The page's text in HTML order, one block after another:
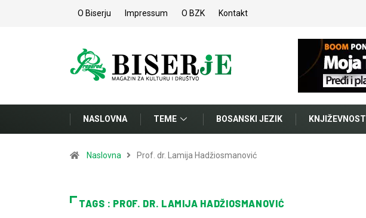
O Biserju Impressum O BZK Kontakt
NASLOVNA TEME BOSANSKI JEZIK KNJIŽEVNOST
Naslovna Prof. dr. Lamija Hadžiosmanović
TAGS : PROF. DR. LAMIJA HADŽIOSMANOVIĆ